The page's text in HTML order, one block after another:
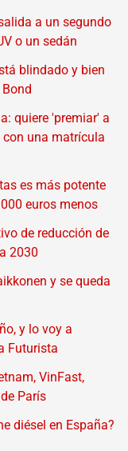
a un segundo
o un sedán
blindado y bien
quiere 'premiar' a
una matrícula
es más potente
euros menos
de reducción de
2030
y se queda
y lo voy a
Futurista
VinFast,
París
diésel en España?